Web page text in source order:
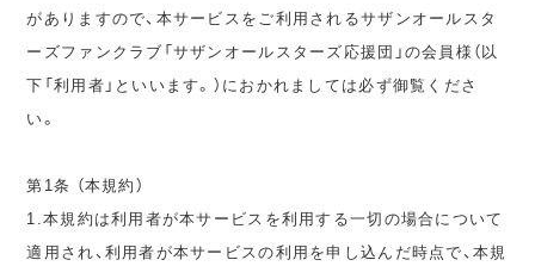
がありますので、本サービスをご利用されるサザンオールスタ
ーズファンクラブ「サザンオールスターズ応援団」の会員様（以
下「利用者」といいます。）におかれましては必ず御覧くださ
い。
第1条 （本規約）
1.本規約は利用者が本サービスを利用する一切の場合について
適用され、利用者が本サービスの利用を申し込んだ時点で、本規